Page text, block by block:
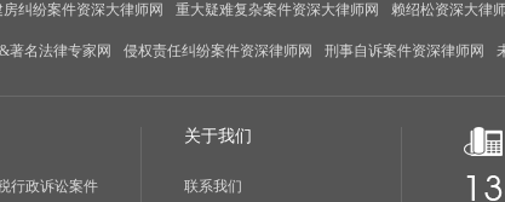
纠纷案件资深大律师网 重大疑难复杂案件资深大律师网 赖绍松资深大律
著名法律专家网 侵权责任纠纷案件资深律师网 刑事自诉案件资深律师网
行政诉讼案件
关于我们
联系我们